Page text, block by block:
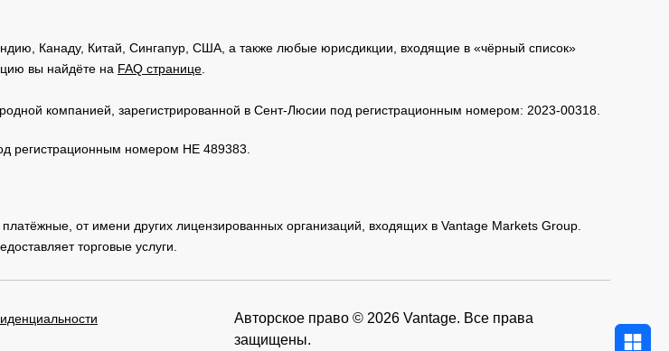
Канаду, Китай, Сингапур, США, а также любые юрисдикции, входящие в «чёрный список»
вы найдёте на FAQ странице
компанией, зарегистрированной в Сент-Люсии под регистрационным номером: 2023-00318.
регистрационным номером HE 489383.
от имени других лицензированных организаций, входящих в Vantage Markets Group.
торговые услуги.
Авторское право © 2026 Vantage. Все права
защищены.